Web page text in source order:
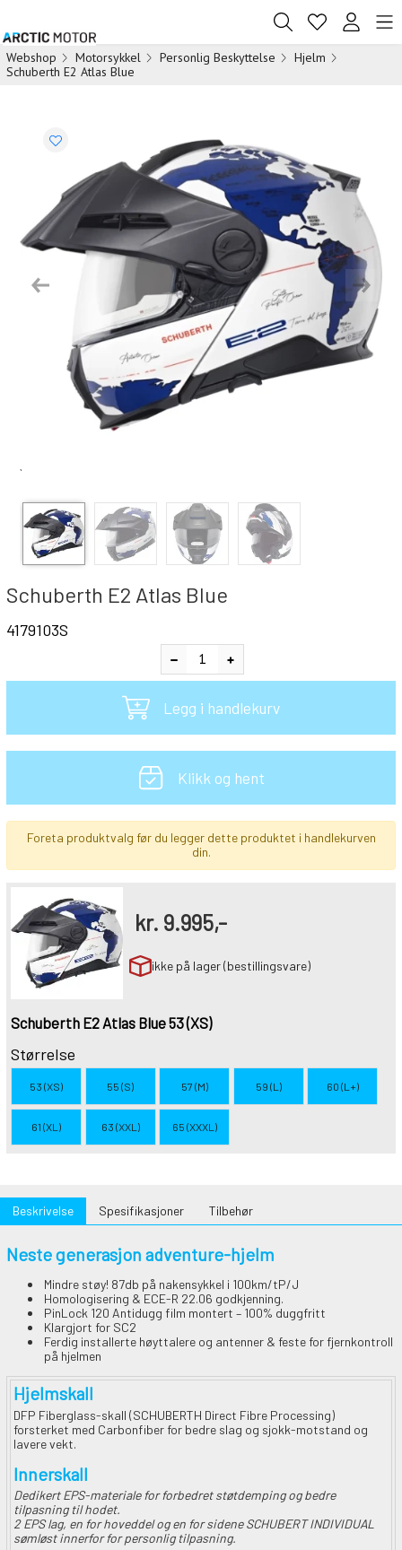
Webshop Motorsykkel Personlig Beskyttelse
Hjelm
Schuberth E2 Atlas Blue
Previous Next
`
Schuberth E2 Atlas Blue
4179103S
Legg i handlekurv
Klikk og hent
Foreta produktvalg før du legger dette produktet i handlekurven
din.
kr. 9.995,-
ikke på lager (bestillingsvare)
Schuberth E2 Atlas Blue 53 (XS)
Størrelse
53 (XS) 55 (S) 57 (M) 59 (L) 60 (L+)
61 (XL) 63 (XXL) 65 (XXXL)
Beskrivelse Spesifikasjoner Tilbehør
Neste generasjon adventure-hjelm
Mindre støy! 87db på nakensykkel i 100km/tP/J
Homologisering & ECE-R 22.06 godkjenning.
PinLock 120 Antidugg film montert – 100% duggfritt
Klargjort for SC2
Ferdig installerte høyttalere og antenner & feste for fjernkontroll
på hjelmen
Hjelmskall
DFP Fiberglass-skall (SCHUBERTH Direct Fibre Processing)
forsterket med Carbonfiber for bedre slag og sjokk-motstand og
lavere vekt.
Innerskall
Dedikert EPS-materiale for forbedret støtdemping og bedre
tilpasning til hodet.
2 EPS lag, en for hoveddel og en for sidene SCHUBERT INDIVIDUAL
sømløst innerfor for personlig tilpasning.